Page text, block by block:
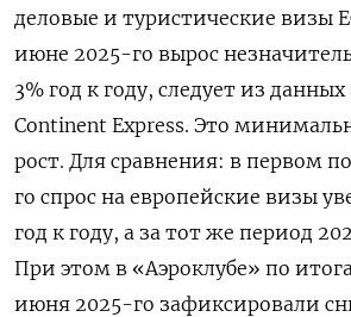
деловые и туристические визы
июне 2025-го вырос
3% год к году, следует из данных
Continent Express. Это
рост. Для сравнения: в первом
го спрос на европейские визы
год к году, а за тот же период
При этом в «Аэроклубе» по
июня 2025-го зафиксировали